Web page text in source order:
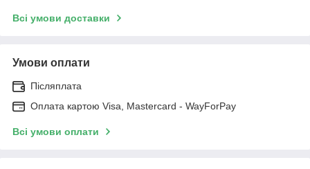
Всі умови доставки
Умови оплати
Післяплата
Оплата картою Visa, Mastercard - WayForPay
Всі умови оплати